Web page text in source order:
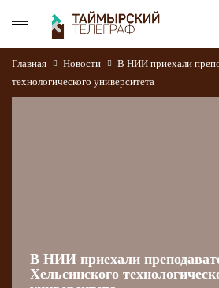
Главная Новости
В НИИ приехали
технологического университета
В НИИ приехали
Хельсинского